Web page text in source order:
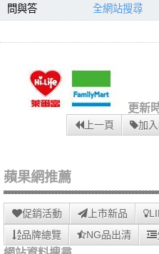
問與答 全網站搜尋
更新
上一頁 加
蘋果網推薦
促銷活動 上市新品
品牌總覽
NG品出清